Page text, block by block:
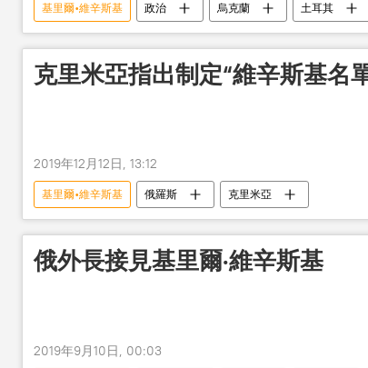
基里爾•維辛斯基 政治 烏克蘭 土耳其
克里米亞指出制定“維辛斯基名
2019年12月12日, 13:12
基里爾•維辛斯基 俄羅斯 克里米亞
俄外長接見基里爾·維辛斯基
2019年9月10日, 00:03